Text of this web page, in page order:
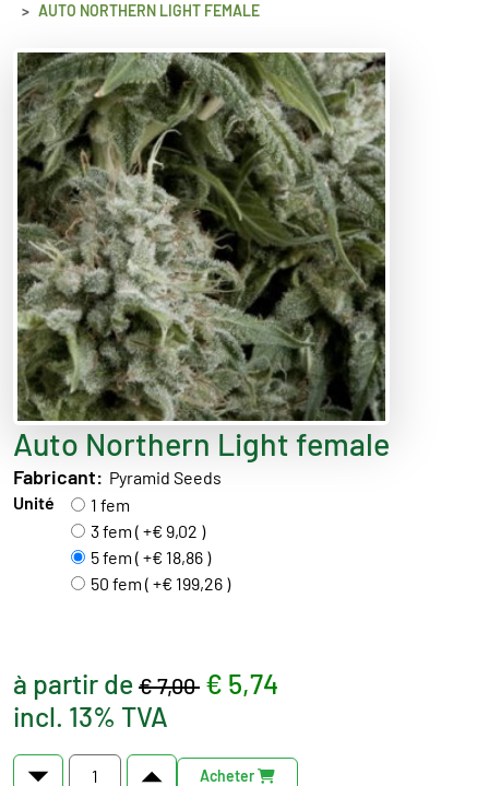
AUTO NORTHERN LIGHT FEMALE
Auto Northern Light female
Fabricant: Pyramid Seeds
Unité
1 fem
3 fem ( +€ 9,02 )
5 fem ( +€ 18,86 )
50 fem ( +€ 199,26 )
à partir de € 7,00 € 5,74
incl. 13% TVA
Acheter